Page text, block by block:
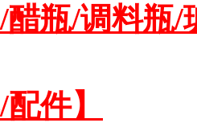
/醋瓶/调料瓶
件】